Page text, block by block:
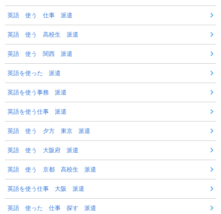
英語 使う 仕事 派遣
英語 使う 高校生 派遣
英語 使う 関西 派遣
英語を使った 派遣
英語を使う事務 派遣
英語を使う仕事 派遣
英語 使う 夕方 東京 派遣
英語 使う 大阪府 派遣
英語 使う 京都 高校生 派遣
英語を使う仕事 大阪 派遣
英語 使った 仕事 探す 派遣